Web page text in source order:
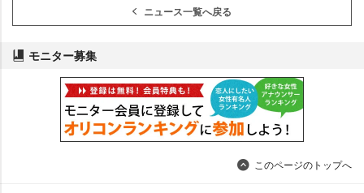
ニュース一覧へ戻る
モニター募集
このページのトップへ